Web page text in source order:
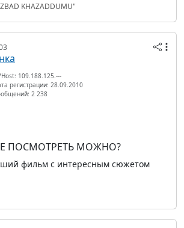
KHAZADDUMU"
109.188.125.---
регистрации: 28.09.2010
2 238
ПОСМОТРЕТЬ МОЖНО?
фильм с интересным сюжетом